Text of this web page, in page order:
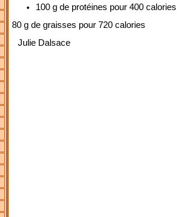
100 g de protéines pour 400 calories
80 g de graisses pour 720 calories
Julie Dalsace